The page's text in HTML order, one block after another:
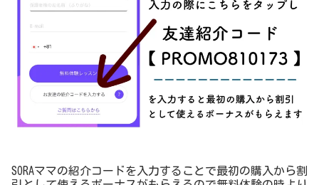
SORAママの紹介コードを入力することで最初の購入から割